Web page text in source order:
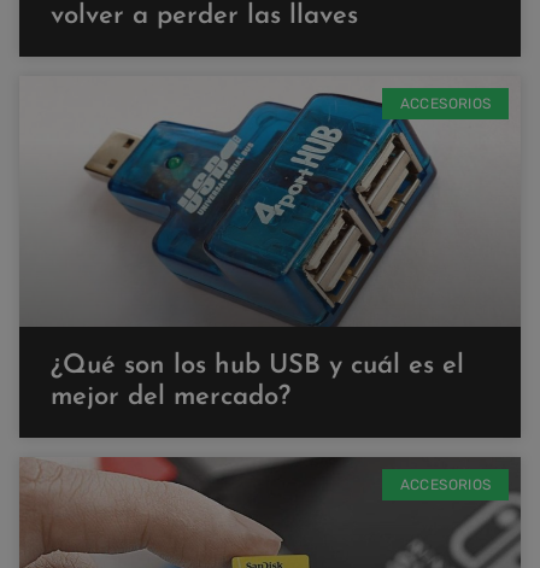
volver a perder las llaves
ACCESORIOS
¿Qué son los hub USB y cuál es el
mejor del mercado?
ACCESORIOS